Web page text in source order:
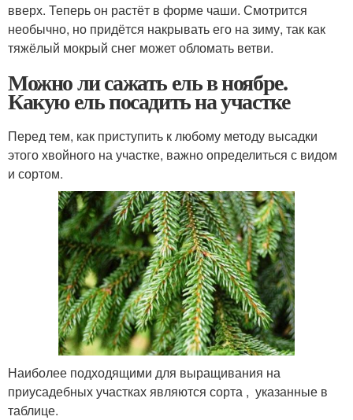
вверх. Теперь он растёт в форме чаши. Смотрится
необычно, но придётся накрывать его на зиму, так как
тяжёлый мокрый снег может обломать ветви.
Можно ли сажать ель в ноябре.
Какую ель посадить на участке
Перед тем, как приступить к любому методу высадки
этого хвойного на участке, важно определиться с видом
и сортом.
Наиболее подходящими для выращивания на
приусадебных участках являются сорта , указанные в
таблице.